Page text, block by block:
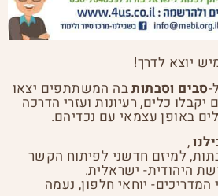
יוצא לדרך!
סבים וסבתותבה המשתתפים יצאו
יקבלו כלים, רעיונות ועזרי הדרכה
באופן עצמאי עם נכדיהם.
,
למיזם חדשני לפיתוח הקשר
היהודית- ישראלית.
המדריכים- יוחאי חלפון, נעמה